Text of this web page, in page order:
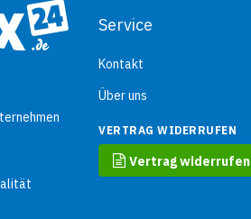
Service
Kontakt
Über uns
VERTRAG WIDERRUFEN
Vertrag widerrufen